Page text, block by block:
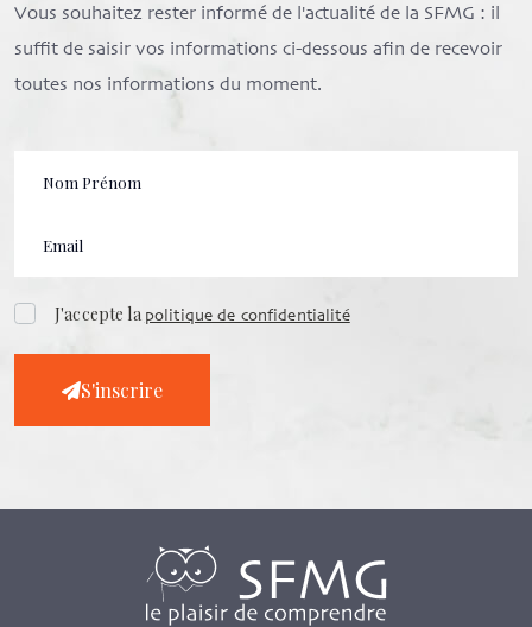
Vous souhaitez rester informé de l'actualité de la SFMG : il
suffit de saisir vos informations ci-dessous afin de recevoir
toutes nos informations du moment.
J'accepte lapolitique de confidentialité
S'inscrire